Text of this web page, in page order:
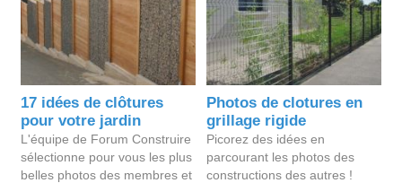
17 idées de clôtures
pour votre jardin
L'équipe de Forum Construire
sélectionne pour vous les plus
belles photos des membres et
Photos de clotures en
grillage rigide
Picorez des idées en
parcourant les photos des
constructions des autres !